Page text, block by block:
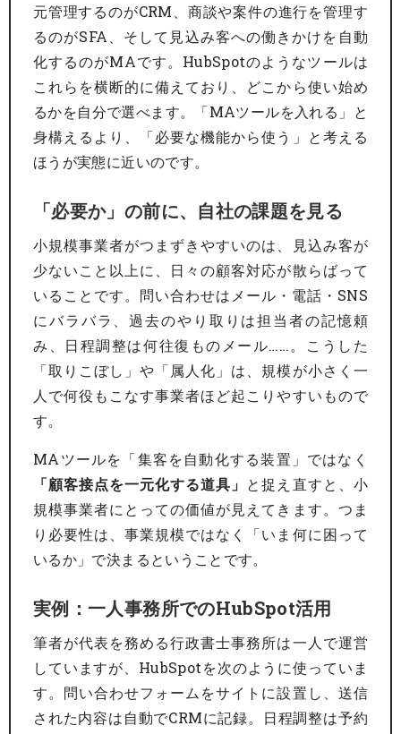
元管理するのがCRM、商談や案件の進行を管理す
るのがSFA、そして見込み客への働きかけを自動
化するのがMAです。HubSpotのようなツールは
これらを横断的に備えており、どこから使い始め
るかを自分で選べます。「MAツールを入れる」と
身構えるより、「必要な機能から使う」と考える
ほうが実態に近いのです。
「必要か」の前に、自社の課題を見る
小規模事業者がつまずきやすいのは、見込み客が
少ないこと以上に、日々の顧客対応が散らばって
いることです。問い合わせはメール・電話・SNS
にバラバラ、過去のやり取りは担当者の記憶頼
み、日程調整は何往復ものメール……。こうした
「取りこぼし」や「属人化」は、規模が小さく一
人で何役もこなす事業者ほど起こりやすいもので
す。
MAツールを「集客を自動化する装置」ではなく
「顧客接点を一元化する道具」 と捉え直すと、小
規模事業者にとっての価値が見えてきます。つま
り必要性は、事業規模ではなく「いま何に困って
いるか」で決まるということです。
実例：一人事務所でのHubSpot活用
筆者が代表を務める行政書士事務所は一人で運営
していますが、HubSpotを次のように使っていま
す。問い合わせフォームをサイトに設置し、送信
された内容は自動でCRMに記録。日程調整は予約